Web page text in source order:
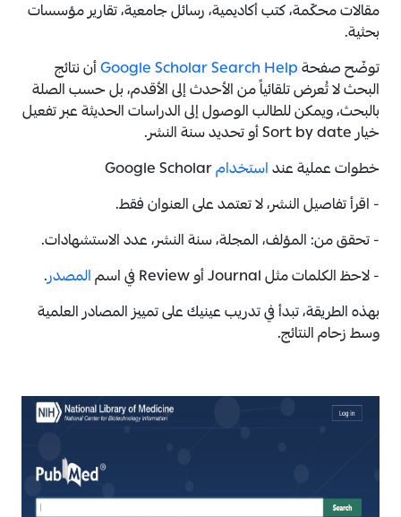
مقالات محكّمة، كتب أكاديمية، رسائل جامعية، تقارير مؤسسات
بحثية.
توضّح صفحةGoogle Scholar Search Helpأن نتائج
البحث لا تُعرض تلقائياً من الأحدث إلى الأقدم، بل حسب الصلة
بالبحث، ويمكن للطالب الوصول إلى الدراسات الحديثة عبر تفعيل
خيار Sort by date أو تحديد سنة النشر.
خطوات عملية عنداستخدام
- اقرأ تفاصيل النشر، لا تعتمد على العنوان فقط.
- تحقق من: المؤلف، المجلة، سنة النشر، عدد الاستشهادات.
- لاحظ الكلمات مثل Journal أو Review في اسم
المصدر.
بهذه الطريقة، تبدأ في تدريب عينيك على تمييز المصادر العلمية
وسط زحام النتائج.